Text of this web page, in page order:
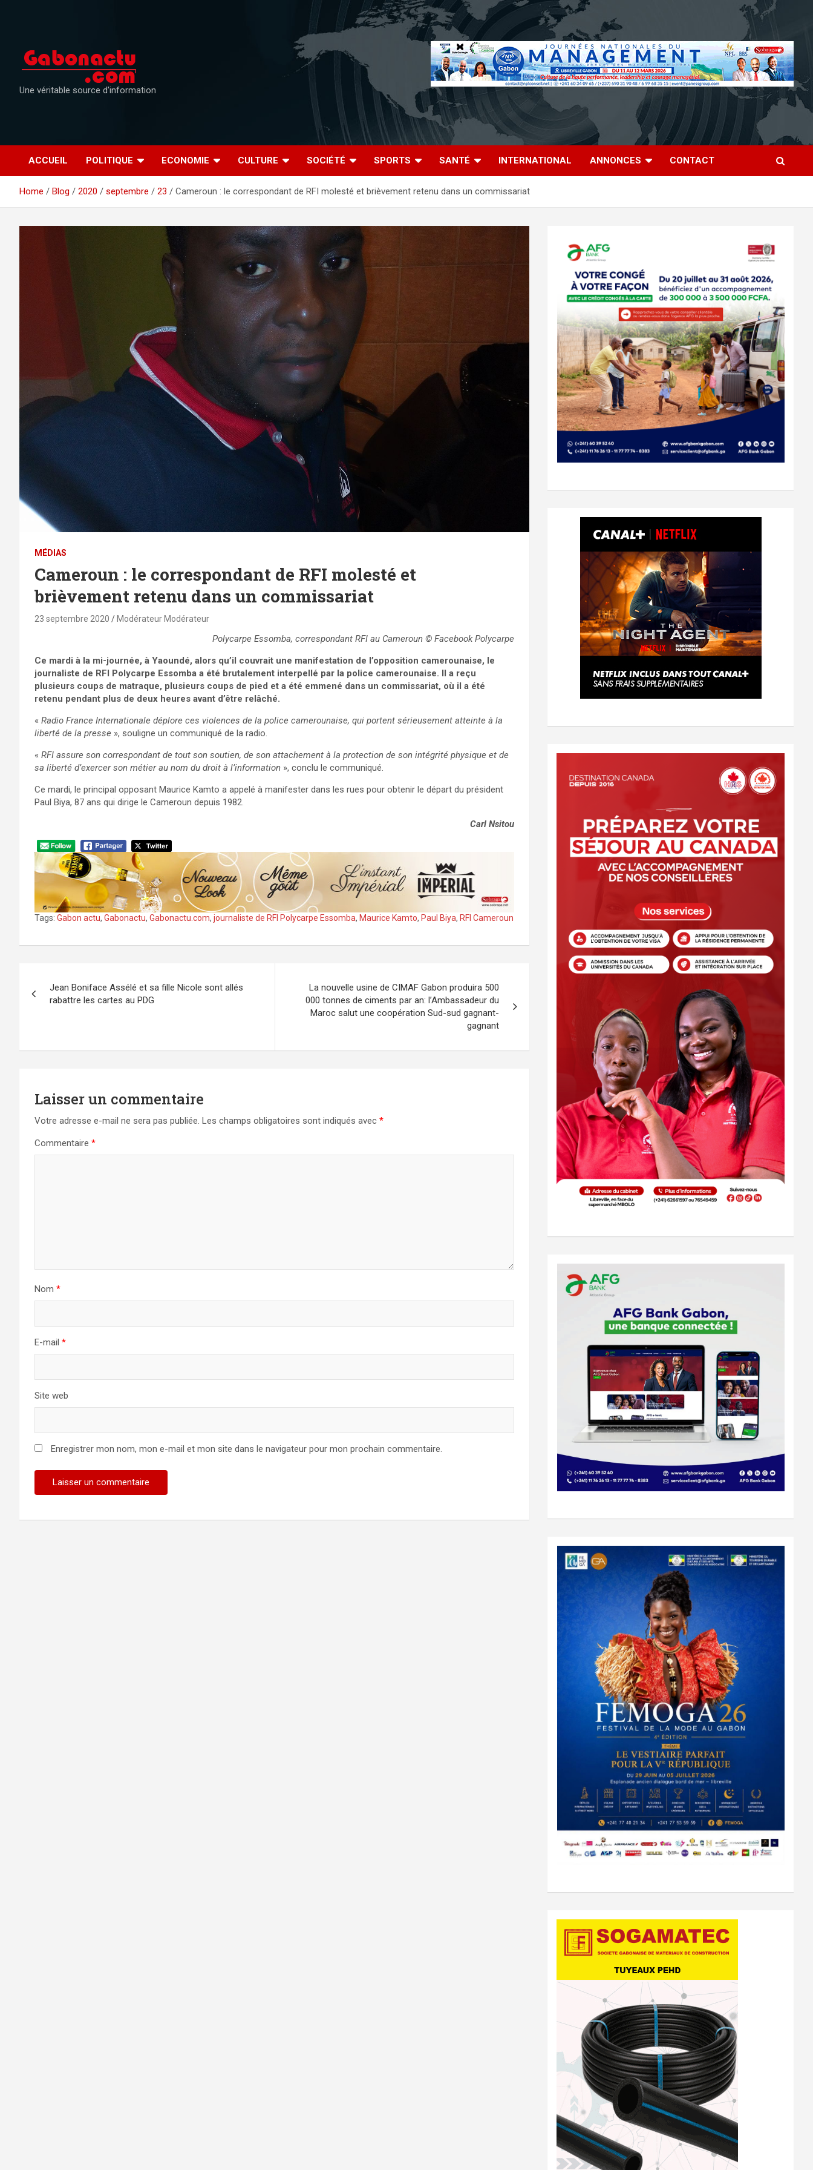
Une véritable source d'information
ACCUEIL POLITIQUE ECONOMIE CULTURE SOCIÉTÉ SPORTS SANTÉ INTERNATIONAL ANNONCES CONTACT
Home Blog 2020 septembre 23 Cameroun : le correspondant de RFI molesté et brièvement retenu dans un commissariat
MÉDIAS
Cameroun : le correspondant de RFI molesté et
brièvement retenu dans un commissariat
23 septembre 2020 Modérateur Modérateur
Polycarpe Essomba, correspondant RFI au Cameroun © Facebook Polycarpe
Ce mardi à la mi-journée, à Yaoundé, alors qu’il couvrait une manifestation de l’opposition camerounaise, le
journaliste de RFI Polycarpe Essomba a été brutalement interpellé par la police camerounaise. Il a reçu
plusieurs coups de matraque, plusieurs coups de pied et a été emmené dans un commissariat, où il a été
retenu pendant plus de deux heures avant d’être relâché.
« Radio France Internationale déplore ces violences de la police camerounaise, qui portent sérieusement atteinte à la
liberté de la presse », souligne un communiqué de la radio.
« RFI assure son correspondant de tout son soutien, de son attachement à la protection de son intégrité physique et de
sa liberté d’exercer son métier au nom du droit à l’information », conclu le communiqué.
Ce mardi, le principal opposant Maurice Kamto a appelé à manifester dans les rues pour obtenir le départ du président
Paul Biya, 87 ans qui dirige le Cameroun depuis 1982.
Carl Nsitou
Tags: Gabon actu, Gabonactu, Gabonactu.com, journaliste de RFI Polycarpe Essomba, Maurice Kamto, Paul Biya, RFI Cameroun
de
Jean Boniface Assélé et sa fille Nicole sont allés
rabattre les cartes au PDG
La nouvelle usine de CIMAF Gabon produira 500
000 tonnes de ciments par an: l’Ambassadeur du
Maroc salut une coopération Sud-sud gagnant-
gagnant
Laisser un commentaire
Votre adresse e-mail ne sera pas publiée. Les champs obligatoires sont indiqués avec *
Commentaire *
Nom *
E-mail *
Site web
Enregistrer mon nom, mon e-mail et mon site dans le navigateur pour mon prochain commentaire.